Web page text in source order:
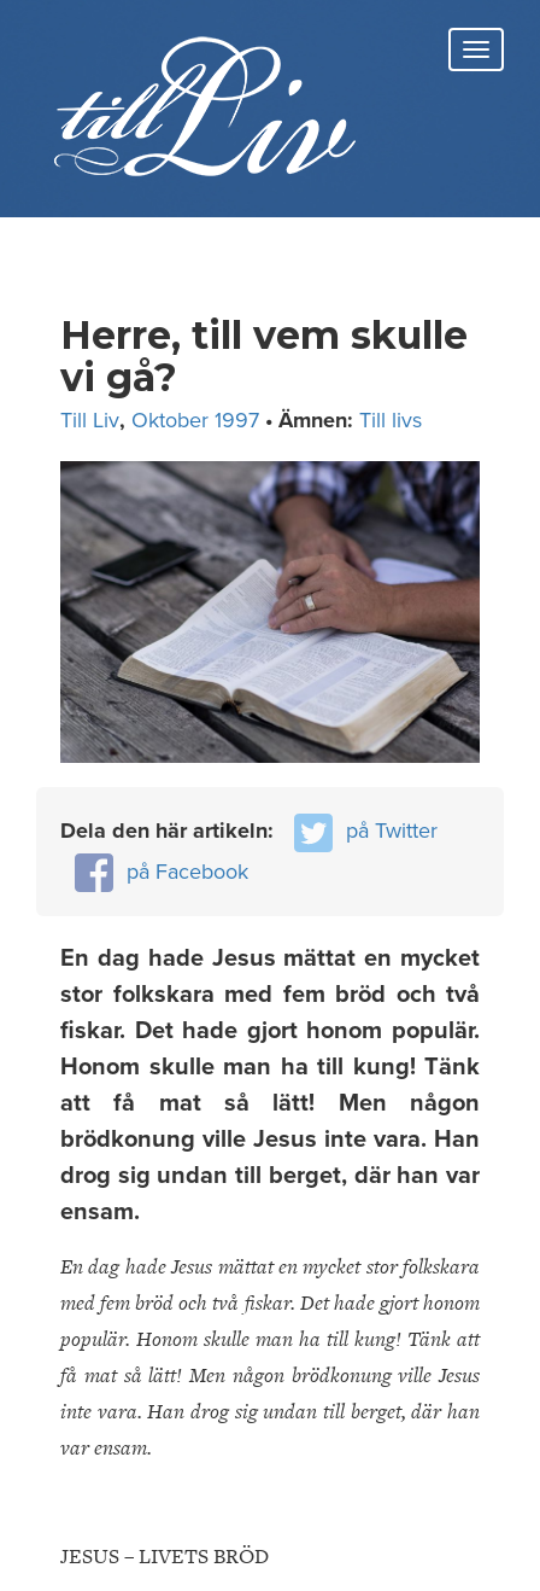
Herre, till vem skulle
vi gå?
Till Liv, Oktober 1997 • Ämnen: Till livs
Dela den här artikeln:
på Twitter
på Facebook
En dag hade Jesus mättat en mycket
stor folkskara med fem bröd och två
fiskar. Det hade gjort honom populär.
Honom skulle man ha till kung! Tänk
att få mat så lätt! Men någon
brödkonung ville Jesus inte vara. Han
drog sig undan till berget, där han var
ensam.
En dag hade Jesus mättat en mycket stor folkskara
med fem bröd och två fiskar. Det hade gjort honom
populär. Honom skulle man ha till kung! Tänk att
få mat så lätt! Men någon brödkonung ville Jesus
inte vara. Han drog sig undan till berget, där han
var ensam.
JESUS – LIVETS BRÖD